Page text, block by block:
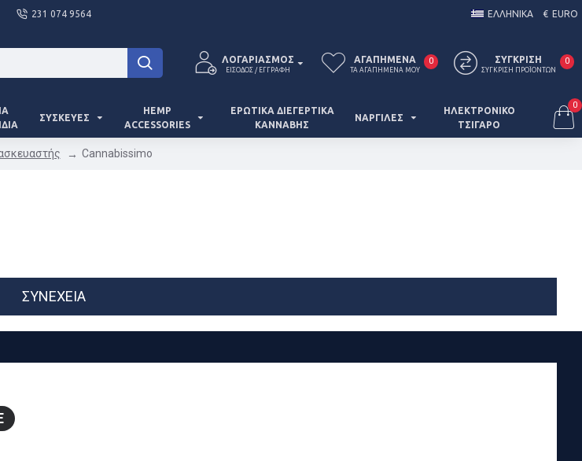
231 074 9564 ΕΛΛΗΝΙΚΑ € EURO
ΛΟΓΑΡΙΑΣΜΌΣ
ΕΊΣΟΔΟΣ / ΕΓΓΡΑΦΉ
ΑΓΑΠΗΜΈΝΑ
ΤΑ ΑΓΑΠΗΜΈΝΑ ΜΟΥ
0 ΣΎΓΚΡΙΣΗ
ΣΎΓΚΡΙΣΗ ΠΡΟΪΌΝΤΩΝ
0
ΣΥΣΚΕΥΈΣ
HEMP
ACCESSORIES
ΕΡΩΤΙΚΆ ΔΙΕΓΕΡΤΙΚΆ
ΚΆΝΝΑΒΗΣ
ΝΑΡΓΙΛΈΣ
ΗΛΕΚΤΡΟΝΙΚΟ
ΤΣΙΓΑΡΟ
0
Cannabissimo
ΣΥΝΈΧΕΙΑ